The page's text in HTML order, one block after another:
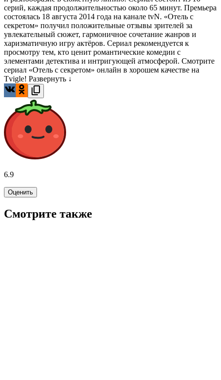
серий, каждая продолжительностью около 65 минут. Премьера
состоялась 18 августа 2014 года на канале tvN. «Отель с
секретом» получил положительные отзывы зрителей за
увлекательный сюжет, гармоничное сочетание жанров и
харизматичную игру актёров. Сериал рекомендуется к
просмотру тем, кто ценит романтические комедии с
элементами детектива и интригующей атмосферой. Смотрите
сериал «Отель с секретом» онлайн в хорошем качестве на
Tvigle! Развернуть ↓
6.9
Оценить
Смотрите также